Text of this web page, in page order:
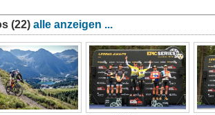
(22) alle anzeigen ...